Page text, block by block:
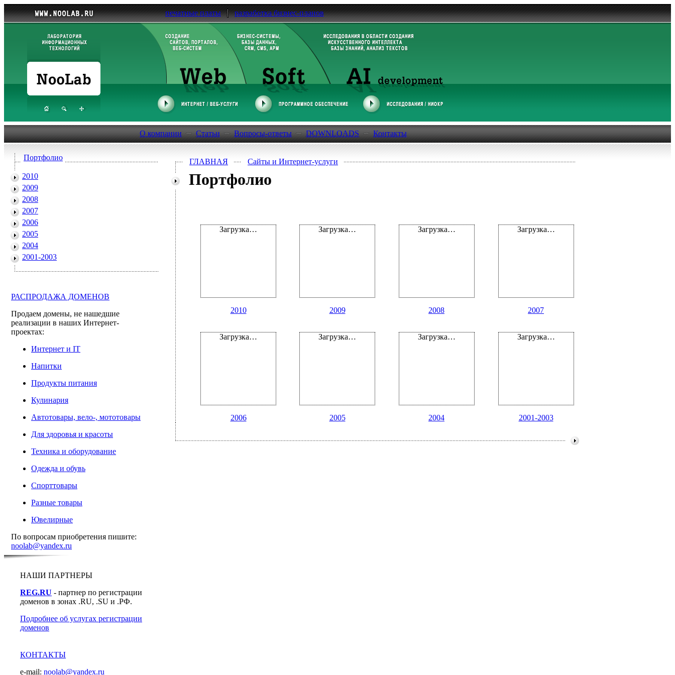
печатные платы разработка бизнес-планов
О компании Статьи Вопросы-ответы DOWNLOADS Контакты
Портфолио
2010
2009
2008
2007
2006
2005
2004
2001-2003
РАСПРОДАЖА ДОМЕНОВ
Продаем домены, не нашедшие
реализации в наших Интернет-
проектах:
Интернет и IT
Напитки
Продукты питания
Кулинария
Автотовары, вело-, мототовары
Для здоровья и красоты
Техника и оборудование
Одежда и обувь
Спорттовары
Разные товары
Ювелирные
По вопросам приобретения пишите:
noolab@yandex.ru
НАШИ ПАРТНЕРЫ
REG.RU - партнер по регистрации
доменов в зонах .RU, .SU и .РФ.
Подробнее об услугах регистрации
доменов
КОНТАКТЫ
e-mail: noolab@yandex.ru
ГЛАВНАЯ Сайты и Интернет-услуги
Портфолио
Загрузка… Загрузка… Загрузка… Загрузка…
2010 2009 2008 2007
Загрузка… Загрузка… Загрузка… Загрузка…
2006 2005 2004 2001-2003